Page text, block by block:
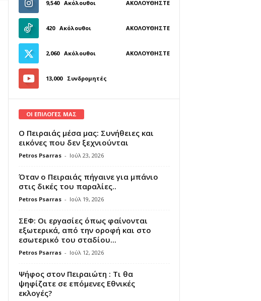
9,540 Ακόλουθοι ΑΚΟΛΟΥΘΉΣΤΕ
420 Ακόλουθοι ΑΚΟΛΟΥΘΉΣΤΕ
2,060 Ακόλουθοι ΑΚΟΛΟΥΘΉΣΤΕ
13,000 Συνδρομητές
ΓΊΝΕΤΕ ΣΥΝΔΡΟΜΗΤΉΣ
ΟΙ ΕΠΙΛΟΓΕΣ ΜΑΣ
Ο Πειραιάς μέσα μας: Συνήθειες και
εικόνες που δεν ξεχνιούνται
Petros Psarras - Ιούλ 23, 2026
Όταν ο Πειραιάς πήγαινε για μπάνιο
στις δικές του παραλίες..
Petros Psarras - Ιούλ 19, 2026
ΣΕΦ: Οι εργασίες όπως φαίνονται
εξωτερικά, από την οροφή και στο
εσωτερικό του σταδίου...
Petros Psarras - Ιούλ 12, 2026
Ψήφος στον Πειραιώτη : Τι θα
ψηφίζατε σε επόμενες Εθνικές
εκλογές?